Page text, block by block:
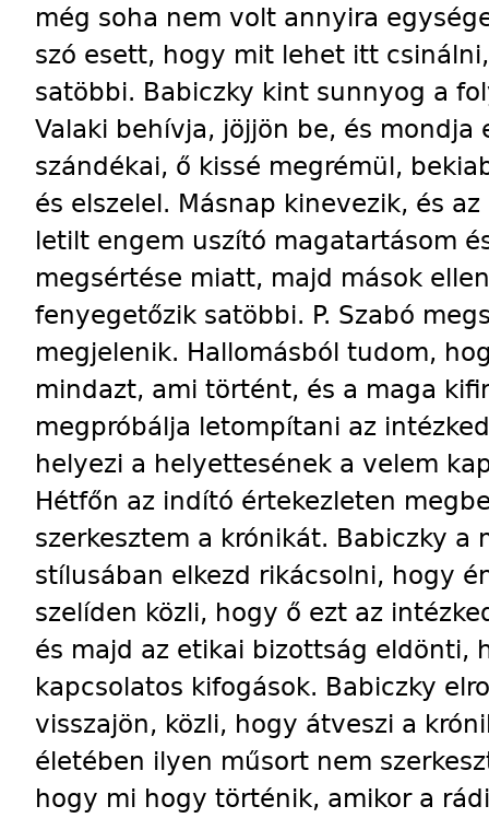
még soha nem volt annyira
szó esett, hogy mit lehet itt
satöbbi. Babiczky kint sunnyog a
Valaki behívja, jöjjön be, és
szándékai, ő kissé megrémül,
és elszelel. Másnap kinevezik, és
letilt engem uszító magatartásom
megsértése miatt, majd mások
fenyegetőzik satöbbi. P. Szabó
megjelenik. Hallomásból tudom,
mindazt, ami történt, és a maga
megpróbálja letompítani az
helyezi a helyettesének a velem
Hétfőn az indító értekezleten
szerkesztem a krónikát. Babiczky a
stílusában elkezd rikácsolni, hogy
szelíden közli, hogy ő ezt az
és majd az etikai bizottság eldönti,
kapcsolatos kifogások. Babiczky
visszajön, közli, hogy átveszi a
életében ilyen műsort nem
hogy mi hogy történik, amikor a